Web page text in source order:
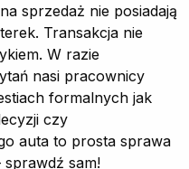
sprzedaż nie posiadają
Transakcja nie
W razie
nasi pracownicy
formalnych jak
czy
auta to prosta sprawa
sprawdź sam!